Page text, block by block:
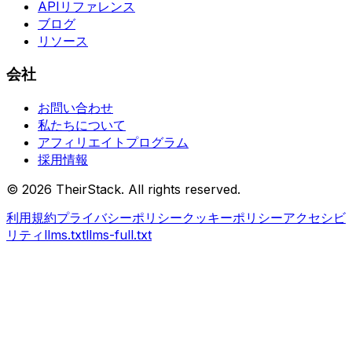
APIリファレンス
ブログ
リソース
会社
お問い合わせ
私たちについて
アフィリエイトプログラム
採用情報
© 2026 TheirStack. All rights reserved.
利用規約プライバシーポリシークッキーポリシーアクセシビ
リティ llms.txtllms-full.txt